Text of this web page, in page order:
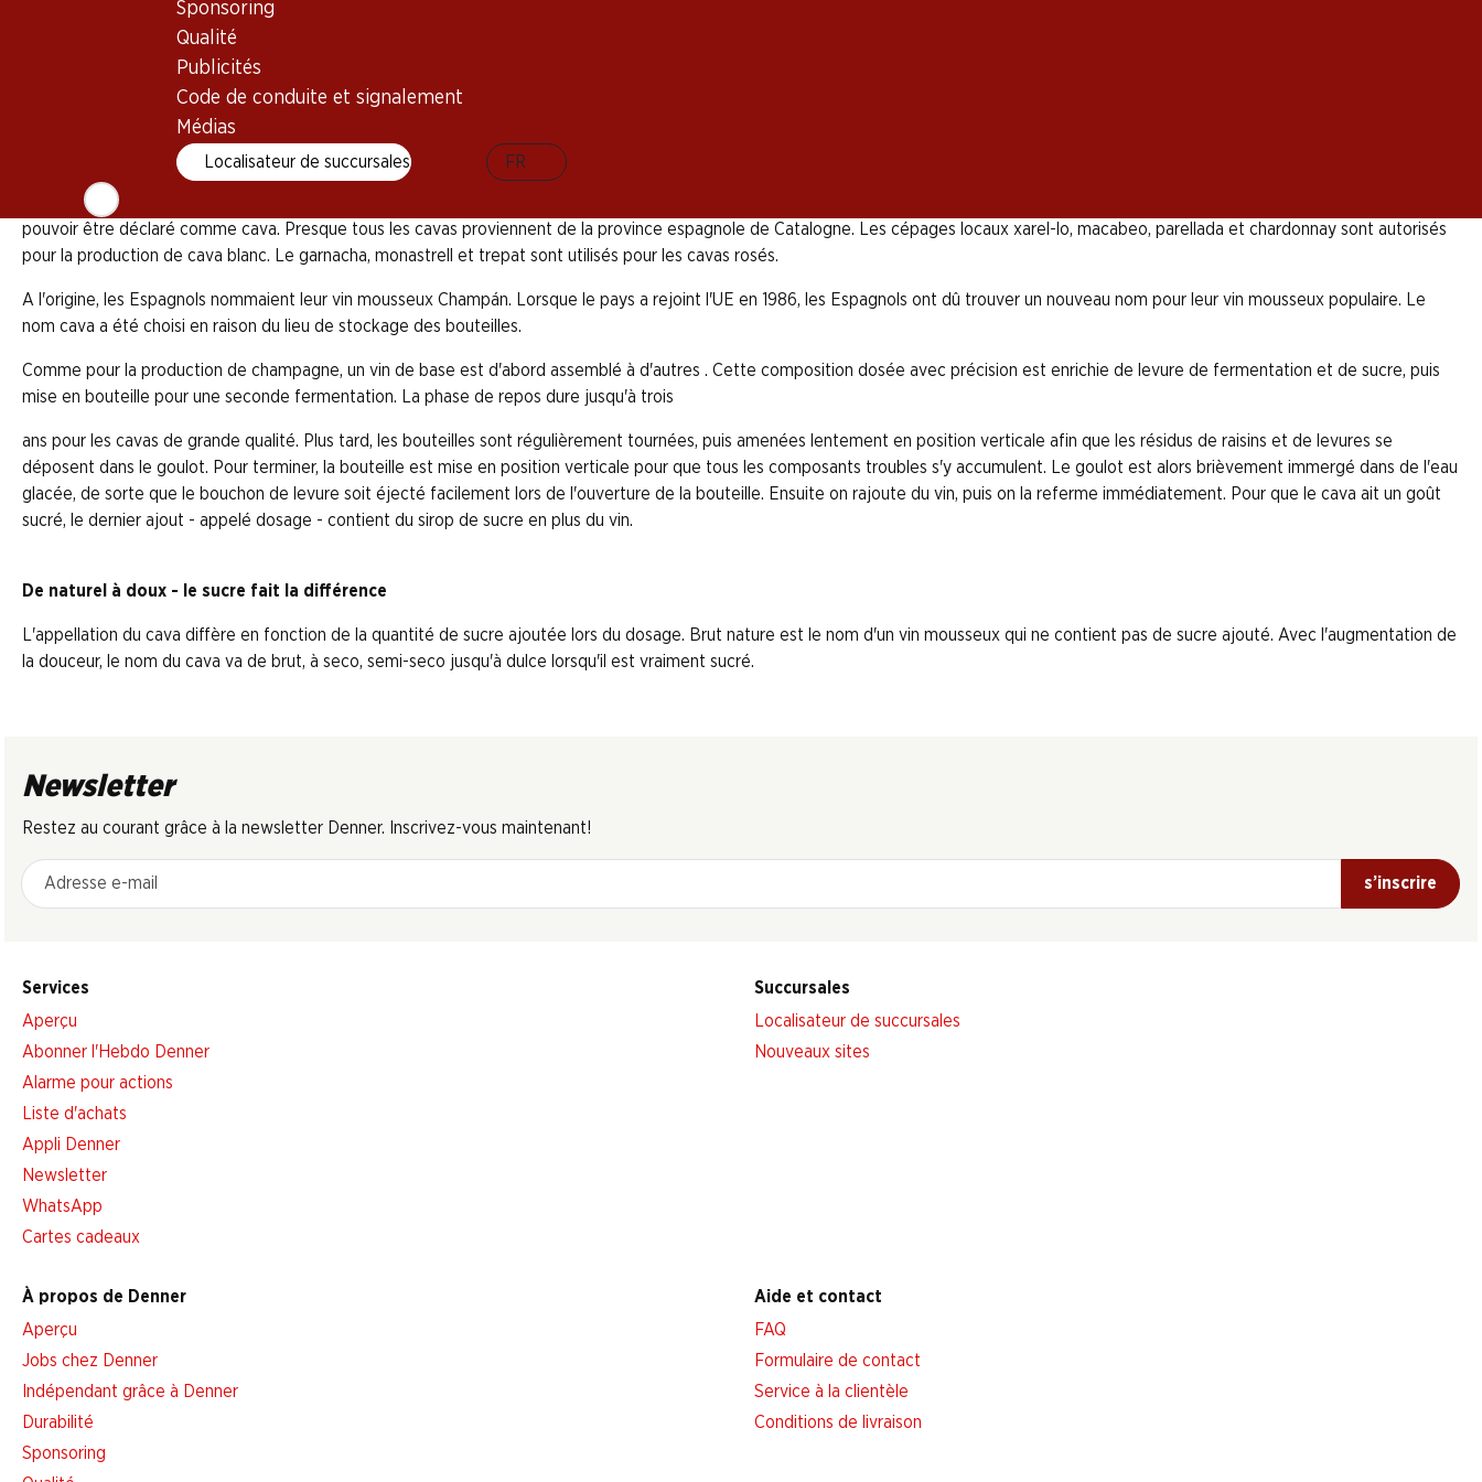
Sponsoring
Qualité
Publicités
Code de conduite et signalement
Médias
Localisateur de succursales FR
Le cava est un vin effervescent naturel au fruité pétillant. Presque tous les cavas proviennent de la province espagnole de Catalogne. Le cava est très populaire
en Espagne et se déguste avec des tapas à l'apéritif ou avec un bon repas. Des directives aussi strictes que celles du champagne s'appliquent pour la
production du cava.
Cava est le mot espagnol pour cave à vins. Et c'est précisément dans des caves fraîches et sombres que le vin mousseux doit fermenter en bouteilles pendant au moins neuf mois avant de
pouvoir être déclaré comme cava. Presque tous les cavas proviennent de la province espagnole de Catalogne. Les cépages locaux xarel-lo, macabeo, parellada et chardonnay sont autorisés
pour la production de cava blanc. Le garnacha, monastrell et trepat sont utilisés pour les cavas rosés.
A l'origine, les Espagnols nommaient leur vin mousseux Champán. Lorsque le pays a rejoint l'UE en 1986, les Espagnols ont dû trouver un nouveau nom pour leur vin mousseux populaire. Le
nom cava a été choisi en raison du lieu de stockage des bouteilles.
Comme pour la production de champagne, un vin de base est d'abord assemblé à d'autres . Cette composition dosée avec précision est enrichie de levure de fermentation et de sucre, puis
mise en bouteille pour une seconde fermentation. La phase de repos dure jusqu'à trois
ans pour les cavas de grande qualité. Plus tard, les bouteilles sont régulièrement tournées, puis amenées lentement en position verticale afin que les résidus de raisins et de levures se
déposent dans le goulot. Pour terminer, la bouteille est mise en position verticale pour que tous les composants troubles s'y accumulent. Le goulot est alors brièvement immergé dans de l'eau
glacée, de sorte que le bouchon de levure soit éjecté facilement lors de l'ouverture de la bouteille. Ensuite on rajoute du vin, puis on la referme immédiatement. Pour que le cava ait un goût
sucré, le dernier ajout - appelé dosage - contient du sirop de sucre en plus du vin.
De naturel à doux - le sucre fait la différence
L'appellation du cava diffère en fonction de la quantité de sucre ajoutée lors du dosage. Brut nature est le nom d'un vin mousseux qui ne contient pas de sucre ajouté. Avec l'augmentation de
la douceur, le nom du cava va de brut, à seco, semi-seco jusqu'à dulce lorsqu'il est vraiment sucré.
Newsletter
Restez au courant grâce à la newsletter Denner. Inscrivez-vous maintenant!
Adresse e-mail
s’inscrire
Services
Aperçu
Abonner l'Hebdo Denner
Alarme pour actions
Liste d'achats
Appli Denner
Newsletter
WhatsApp
Cartes cadeaux
Succursales
Localisateur de succursales
Nouveaux sites
À propos de Denner
Aperçu
Jobs chez Denner
Indépendant grâce à Denner
Durabilité
Sponsoring
Aide et contact
FAQ
Formulaire de contact
Service à la clientèle
Conditions de livraison